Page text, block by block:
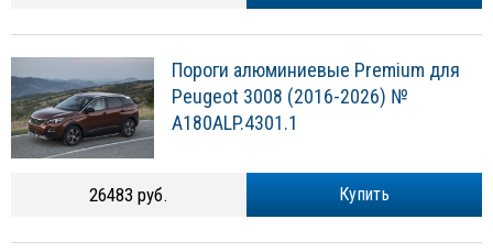
Пороги алюминиевые Premium для
Peugeot 3008 (2016-2026) №
A180ALP.4301.1
Купить
26483 руб.